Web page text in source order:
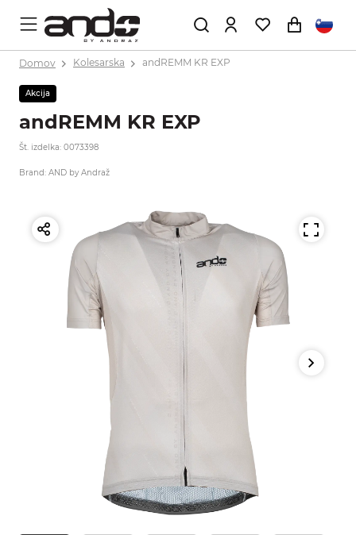
Domov Kolesarska andREMM KR EXP
Akcija
andREMM KR EXP
Št. izdelka: 0073398
Brand: AND by Andraž